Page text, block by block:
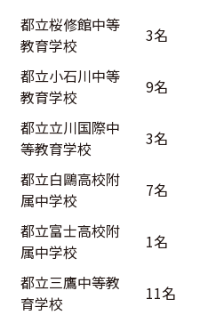
都立桜修館中等
教育学校
3名
都立小石川中等
教育学校
9名
都立立川国際中
等教育学校
3名
都立白鷗高校附
属中学校
7名
都立富士高校附
属中学校
1名
都立三鷹中等教
育学校
11名